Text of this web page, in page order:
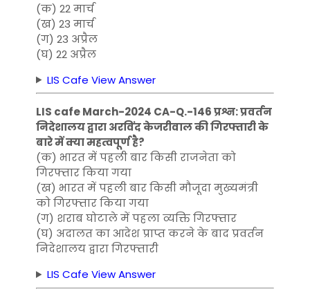
(क) 22 मार्च
(ख) 23 मार्च
(ग) 23 अप्रैल
(घ) 22 अप्रैल
LIS Cafe View Answer
LIS cafe March-2024 CA-Q.-146 प्रश्न: प्रवर्तन
निदेशालय द्वारा अरविंद केजरीवाल की गिरफ्तारी के
बारे में क्या महत्वपूर्ण है?
(क) भारत में पहली बार किसी राजनेता को
गिरफ्तार किया गया
(ख) भारत में पहली बार किसी मौजूदा मुख्यमंत्री
को गिरफ्तार किया गया
(ग) शराब घोटाले में पहला व्यक्ति गिरफ्तार
(घ) अदालत का आदेश प्राप्त करने के बाद प्रवर्तन
निदेशालय द्वारा गिरफ्तारी
LIS Cafe View Answer